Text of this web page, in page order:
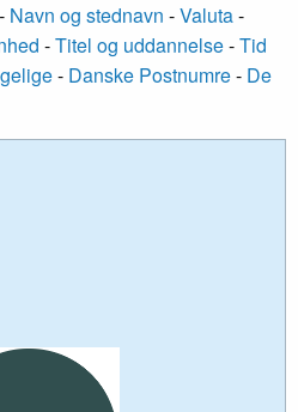
- Navn og stednavn -Valuta-
-Titel og uddannelse-Tid
- Danske Postnumre- De